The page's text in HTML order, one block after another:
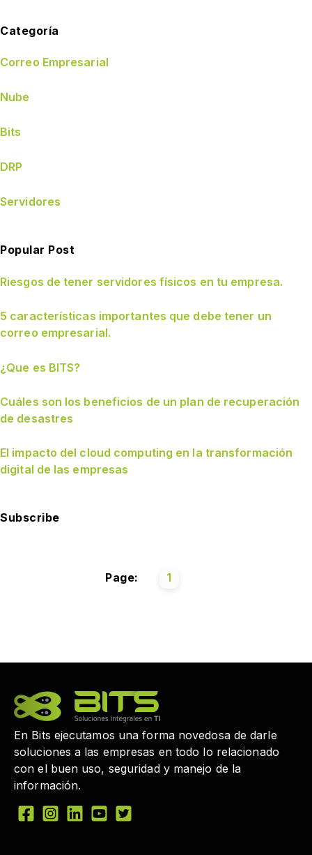
Categoría
Correo Empresarial
Nube
Bits
DRP
Servidores
Popular Post
Riesgos de tener servidores físicos en tu empresa.
5 características importantes que debe tener un
correo empresarial.
¿Que es BITS?
Cuáles son los beneficios de un plan de recuperación
de desastres
El impacto del cloud computing en la transformación
digital de las empresas
Subscribe
Page: 1
En Bits ejecutamos una forma novedosa de darle
soluciones a las empresas en todo lo relacionado
con el buen uso, seguridad y manejo de la
información.